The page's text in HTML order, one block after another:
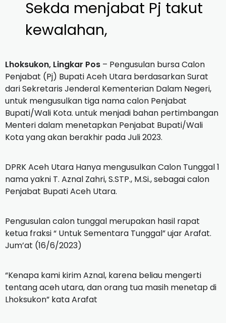
Sekda menjabat Pj takut
kewalahan,
Lhoksukon, Lingkar Pos – Pengusulan bursa Calon
Penjabat (Pj) Bupati Aceh Utara berdasarkan Surat
dari Sekretaris Jenderal Kementerian Dalam Negeri,
untuk mengusulkan tiga nama calon Penjabat
Bupati/Wali Kota. untuk menjadi bahan pertimbangan
Menteri dalam menetapkan Penjabat Bupati/Wali
Kota yang akan berakhir pada Juli 2023.
DPRK Aceh Utara Hanya mengusulkan Calon Tunggal 1
nama yakni T. Aznal Zahri, S.STP., M.Si., sebagai calon
Penjabat Bupati Aceh Utara.
Pengusulan calon tunggal merupakan hasil rapat
ketua fraksi “ Untuk Sementara Tunggal” ujar Arafat.
Jum’at (16/6/2023)
“Kenapa kami kirim Aznal, karena beliau mengerti
tentang aceh utara, dan orang tua masih menetap di
Lhoksukon” kata Arafat